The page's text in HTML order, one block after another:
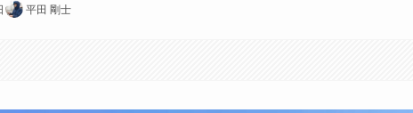
平田 剛士